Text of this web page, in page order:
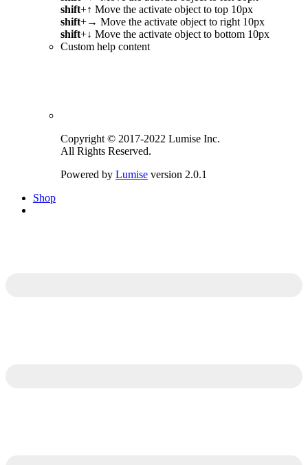
shift+↑ Move the activate object to top 10px
shift+→ Move the activate object to right 10px
shift+↓ Move the activate object to bottom 10px
Custom help content
Copyright © 2017-2022 Lumise Inc.
All Rights Reserved.
Powered by Lumise version 2.0.1
Shop